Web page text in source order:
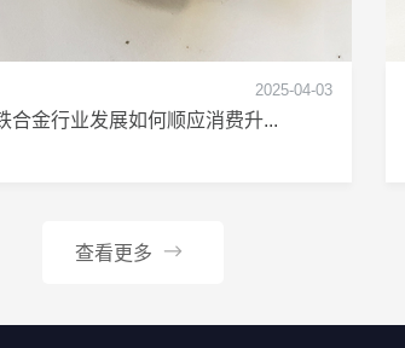
2025-04-03
合金行业发展如何顺应消费升...
查看更多